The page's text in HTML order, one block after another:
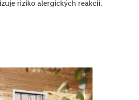
riziko alergických reakcií.